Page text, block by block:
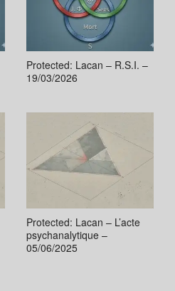
Protected: Lacan – R.S.I. –
19/03/2026
Protected: Lacan – L’acte
psychanalytique –
05/06/2025